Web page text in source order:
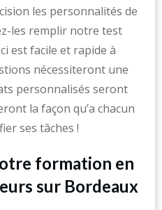
les personnalités de
les remplir notre test
est facile et rapide à
nécessiteront une
personnalisés seront
la façon qu’a chacun
ses tâches !
formation en
sur Bordeaux